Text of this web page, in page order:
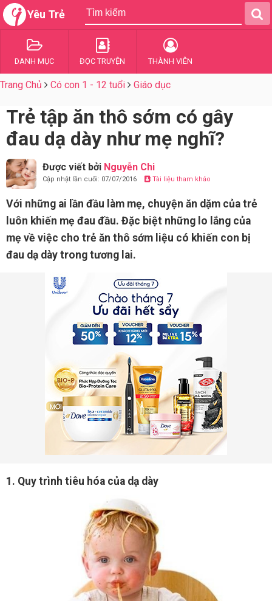
Yêu Trẻ
DANH MỤC ĐỌC TRUYỆN THÀNH VIÊN
Trang Chủ Có con 1 - 12 tuổi Giáo dục
Trẻ tập ăn thô sớm có gây
đau dạ dày như mẹ nghĩ?
Được viết bởi Nguyễn Chi
Cập nhật lần cuối: 07/07/2016 Tài liệu tham khảo
Với những ai lần đầu làm mẹ, chuyện ăn dặm của trẻ
luôn khiến mẹ đau đầu. Đặc biệt những lo lắng của
mẹ về việc cho trẻ ăn thô sớm liệu có khiến con bị
đau dạ dày trong tương lai.
1. Quy trình tiêu hóa của dạ dày